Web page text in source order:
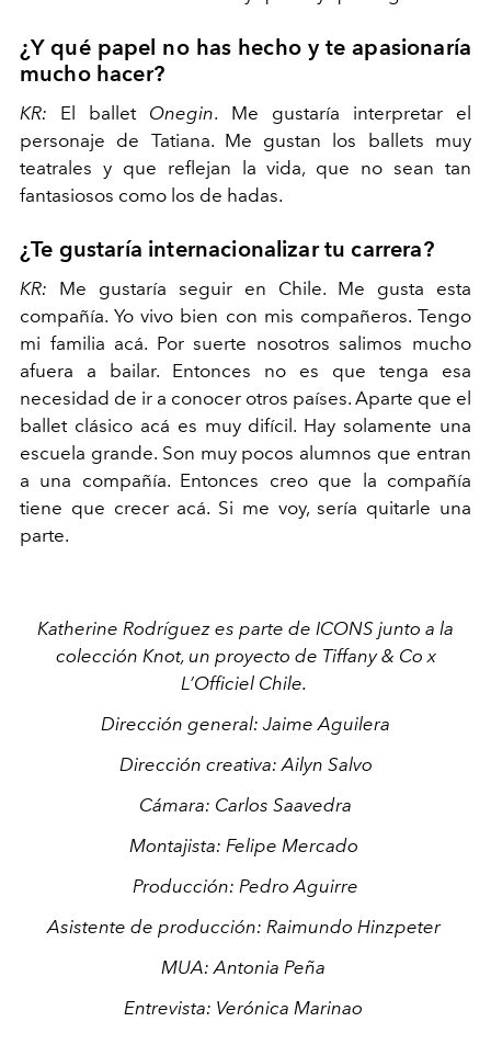
¿Y qué papel no has hecho y te apasionaría
mucho hacer?
KR: El ballet Onegin. Me gustaría interpretar el
personaje de Tatiana. Me gustan los ballets muy
teatrales y que reflejan la vida, que no sean tan
fantasiosos como los de hadas.
¿Te gustaría internacionalizar tu carrera?
KR: Me gustaría seguir en Chile. Me gusta esta
compañía. Yo vivo bien con mis compañeros. Tengo
mi familia acá. Por suerte nosotros salimos mucho
afuera a bailar. Entonces no es que tenga esa
necesidad de ir a conocer otros países. Aparte que el
ballet clásico acá es muy difícil. Hay solamente una
escuela grande. Son muy pocos alumnos que entran
a una compañía. Entonces creo que la compañía
tiene que crecer acá. Si me voy, sería quitarle una
parte.
Katherine Rodríguez es parte de ICONS junto a la
colección Knot, un proyecto de Tiffany & Co x
L’Officiel Chile.
Dirección general: Jaime Aguilera
Dirección creativa: Ailyn Salvo
Cámara: Carlos Saavedra
Montajista: Felipe Mercado
Producción: Pedro Aguirre
Asistente de producción: Raimundo Hinzpeter
MUA: Antonia Peña
Entrevista: Verónica Marinao